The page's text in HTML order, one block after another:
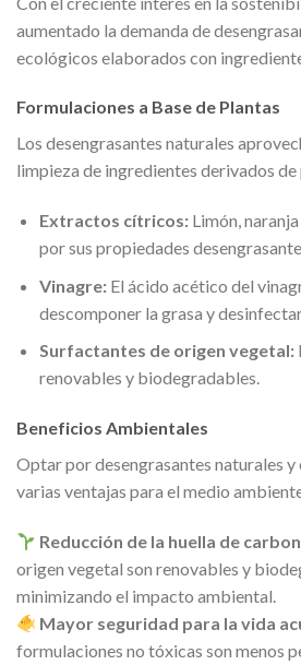
aumentado la demanda de
ecológicos elaborados con
Formulaciones a Base de Plantas
Los desengrasantes naturales
limpieza de ingredientes derivados de
Extractos cítricos:Limón,
por sus propiedades
Vinagre:El ácido acético del
descomponer la grasa y
Surfactantes de origen vegetal:
renovables y biodegradables.
Beneficios Ambientales
Optar por desengrasantes naturales
varias ventajas para el medio
Reducción de la huella de
origen vegetal son renovables y
minimizando el impacto ambiental.
Mayor seguridad para la vida
formulaciones no tóxicas son menos